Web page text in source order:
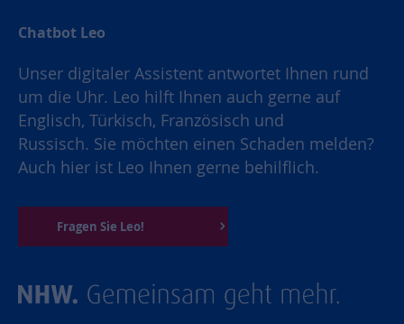
Chatbot Leo
Unser digitaler Assistent antwortet Ihnen rund
um die Uhr. Leo hilft Ihnen auch gerne auf
Englisch, Türkisch, Französisch und
Russisch. Sie möchten einen Schaden melden?
Auch hier ist Leo Ihnen gerne behilflich.
Fragen Sie Leo!